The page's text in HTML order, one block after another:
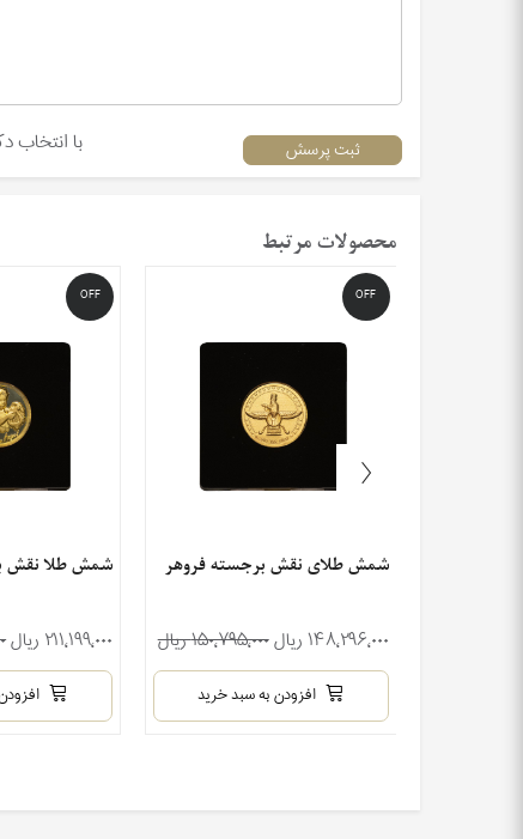
ثبت پرسش با انتخاب
محصولات مرتبط
OFF
شمش طلای نقش برجسته فروهر
۱۴۸٬۲۹۶٬۰۰۰ ریال ۱۵۰٬۷۹۵٬۰۰۰ ریال
افزودن به سبد خرید
OFF
شمش طلا نقش
۲۱۱٬۱۹۹٬۰۰۰ ریال